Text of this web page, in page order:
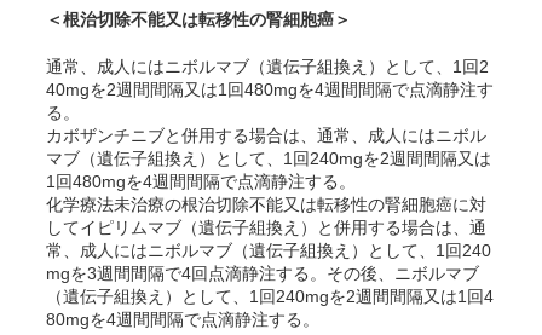
＜根治切除不能又は転移性の腎細胞癌＞
通常、成人にはニボルマブ（遺伝子組換え）として、1回2
40mgを2週間間隔又は1回480mgを4週間間隔で点滴静注す
る。
カボザンチニブと併用する場合は、通常、成人にはニボル
マブ（遺伝子組換え）として、1回240mgを2週間間隔又は
1回480mgを4週間間隔で点滴静注する。
化学療法未治療の根治切除不能又は転移性の腎細胞癌に対
してイピリムマブ（遺伝子組換え）と併用する場合は、通
常、成人にはニボルマブ（遺伝子組換え）として、1回240
mgを3週間間隔で4回点滴静注する。その後、ニボルマブ
（遺伝子組換え）として、1回240mgを2週間間隔又は1回4
80mgを4週間間隔で点滴静注する。